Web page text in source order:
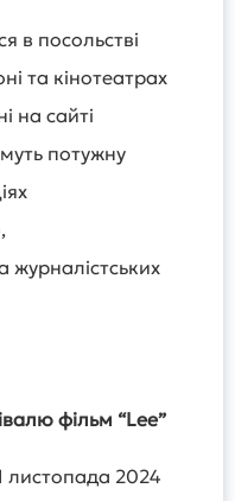
в посольстві
та кінотеатрах
на сайті
потужну
журналістських
фільм “Lee”
листопада 2024